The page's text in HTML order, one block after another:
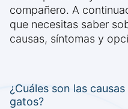
compañero. A
que necesitas saber
causas, síntomas y
¿Cuáles son las
gatos?